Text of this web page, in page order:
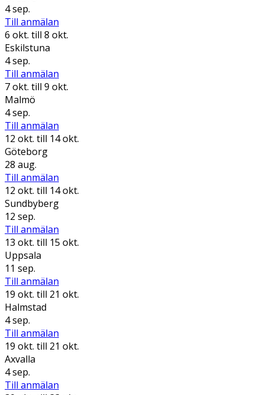
4 sep.
Till anmälan
6 okt. till 8 okt.
Eskilstuna
4 sep.
Till anmälan
7 okt. till 9 okt.
Malmö
4 sep.
Till anmälan
12 okt. till 14 okt.
Göteborg
28 aug.
Till anmälan
12 okt. till 14 okt.
Sundbyberg
12 sep.
Till anmälan
13 okt. till 15 okt.
Uppsala
11 sep.
Till anmälan
19 okt. till 21 okt.
Halmstad
4 sep.
Till anmälan
19 okt. till 21 okt.
Axvalla
4 sep.
Till anmälan